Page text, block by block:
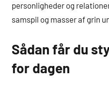
personligheder og
samspil og masser af grin
Sådan får du
for dagen